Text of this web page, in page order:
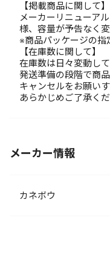
【掲載商品に関して】
メーカーリニューア
様、容量が予告なく
※商品パッケージの指
【在庫数に関して】
在庫数は日々変動して
発送準備の段階で商
キャンセルをお願い
あらかじめご了承くだ
メーカー情報
カネボウ